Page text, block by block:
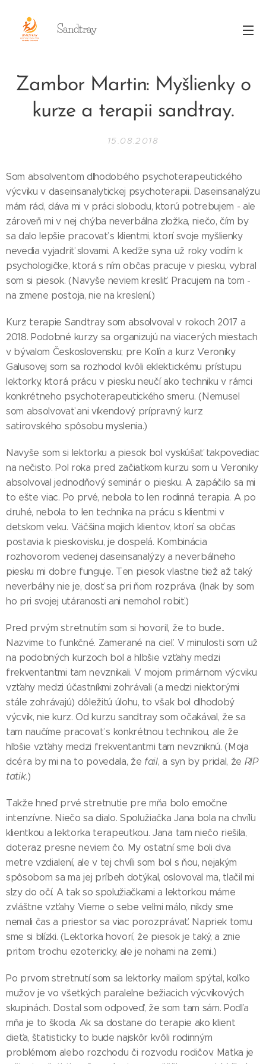
Sandtray
Zambor Martin: Myšlienky o
kurze a terapii sandtray.
15.08.2018
Som absolventom dlhodobého psychoterapeutického
výcviku v daseinsanalytickej psychoterapii. Daseinsanalýzu
mám rád, dáva mi v práci slobodu, ktorú potrebujem - ale
zároveň mi v nej chýba neverbálna zložka, niečo, čím by
sa dalo lepšie pracovať s klientmi, ktorí svoje myšlienky
nevedia vyjadriť slovami. A keďže syna už roky vodím k
psychologičke, ktorá s ním občas pracuje v piesku, vybral
som si piesok. (Navyše neviem kresliť. Pracujem na tom -
na zmene postoja, nie na kreslení.)
Kurz terapie Sandtray som absolvoval v rokoch 2017 a
2018. Podobné kurzy sa organizujú na viacerých miestach
v bývalom Československu; pre Kolín a kurz Veroniky
Galusovej som sa rozhodol kvôli eklektickému prístupu
lektorky, ktorá prácu v piesku neučí ako techniku v rámci
konkrétneho psychoterapeutického smeru. (Nemusel
som absolvovať ani víkendový prípravný kurz
satirovského spôsobu myslenia.)
Navyše som si lektorku a piesok bol vyskúšať takpovediac
na nečisto. Pol roka pred začiatkom kurzu som u Veroniky
absolvoval jednodňový seminár o piesku. A zapáčilo sa mi
to ešte viac. Po prvé, nebola to len rodinná terapia. A po
druhé, nebola to len technika na prácu s klientmi v
detskom veku. Väčšina mojich klientov, ktorí sa občas
postavia k pieskovisku, je dospelá. Kombinácia
rozhovorom vedenej daseinsanalýzy a neverbálneho
piesku mi dobre funguje. Ten piesok vlastne tiež až taký
neverbálny nie je, dosť sa pri ňom rozpráva. (Inak by som
ho pri svojej utáranosti ani nemohol robiť.)
Pred prvým stretnutím som si hovoril, že to bude..
Nazvime to funkčné. Zamerané na cieľ. V minulosti som už
na podobných kurzoch bol a hlbšie vzťahy medzi
frekventantmi tam nevznikali. V mojom primárnom výcviku
vzťahy medzi účastníkmi zohrávali (a medzi niektorými
stále zohrávajú) dôležitú úlohu, to však bol dlhodobý
výcvik, nie kurz. Od kurzu sandtray som očakával, že sa
tam naučíme pracovať s konkrétnou technikou, ale že
hlbšie vzťahy medzi frekventantmi tam nevzniknú. (Moja
dcéra by mi na to povedala, že fail, a syn by pridal, že RIP
tatik.)
Takže hneď prvé stretnutie pre mňa bolo emočne
intenzívne. Niečo sa dialo. Spolužiačka Jana bola na chvíľu
klientkou a lektorka terapeutkou. Jana tam niečo riešila,
doteraz presne neviem čo. My ostatní sme boli dva
metre vzdialení, ale v tej chvíli som bol s ňou, nejakým
spôsobom sa ma jej príbeh dotýkal, oslovoval ma, tlačil mi
slzy do očí. A tak so spolužiačkami a lektorkou máme
zvláštne vzťahy. Vieme o sebe veľmi málo, nikdy sme
nemali čas a priestor sa viac porozprávať. Napriek tomu
sme si blízki. (Lektorka hovorí, že piesok je taký, a znie
pritom trochu ezotericky, ale je nohami na zemi.)
Po prvom stretnutí som sa lektorky mailom spýtal, koľko
mužov je vo všetkých paralelne bežiacich výcvikových
skupinách. Dostal som odpoveď, že som tam sám. Podľa
mňa je to škoda. Ak sa dostane do terapie ako klient
dieťa, štatisticky to bude najskôr kvôli rodinným
problémom alebo rozchodu či rozvodu rodičov. Matka je